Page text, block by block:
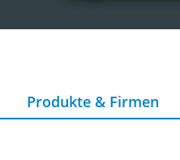
Produkte & Firmen